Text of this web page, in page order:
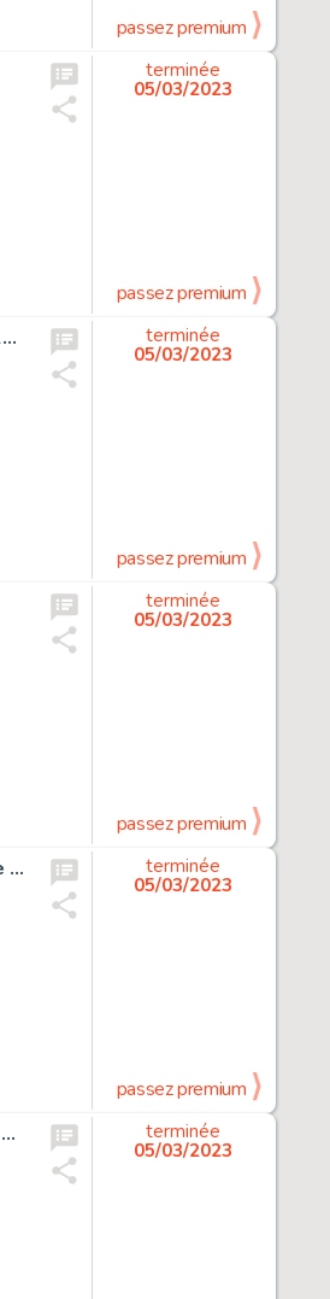
passez premium
terminée
05/03/2023
passez premium
Geerts, Paul - Originele pagina (p.12) Suske en Wiske - De Preutse Prinses - (2020)
terminée
05/03/2023
passez premium
terminée
05/03/2023
passez premium
Studio Vandersteen - Originele pagina De Familie Snoek - T.V. Ekspres Nr 1 - 3e Reeks - (1967)
terminée
05/03/2023
passez premium
Fabio Bono (De Rode Ridder) - Originele potloodpagina - De Rode Ridder 250 - De Uitverkorene - Page volante - (2016)
terminée
05/03/2023